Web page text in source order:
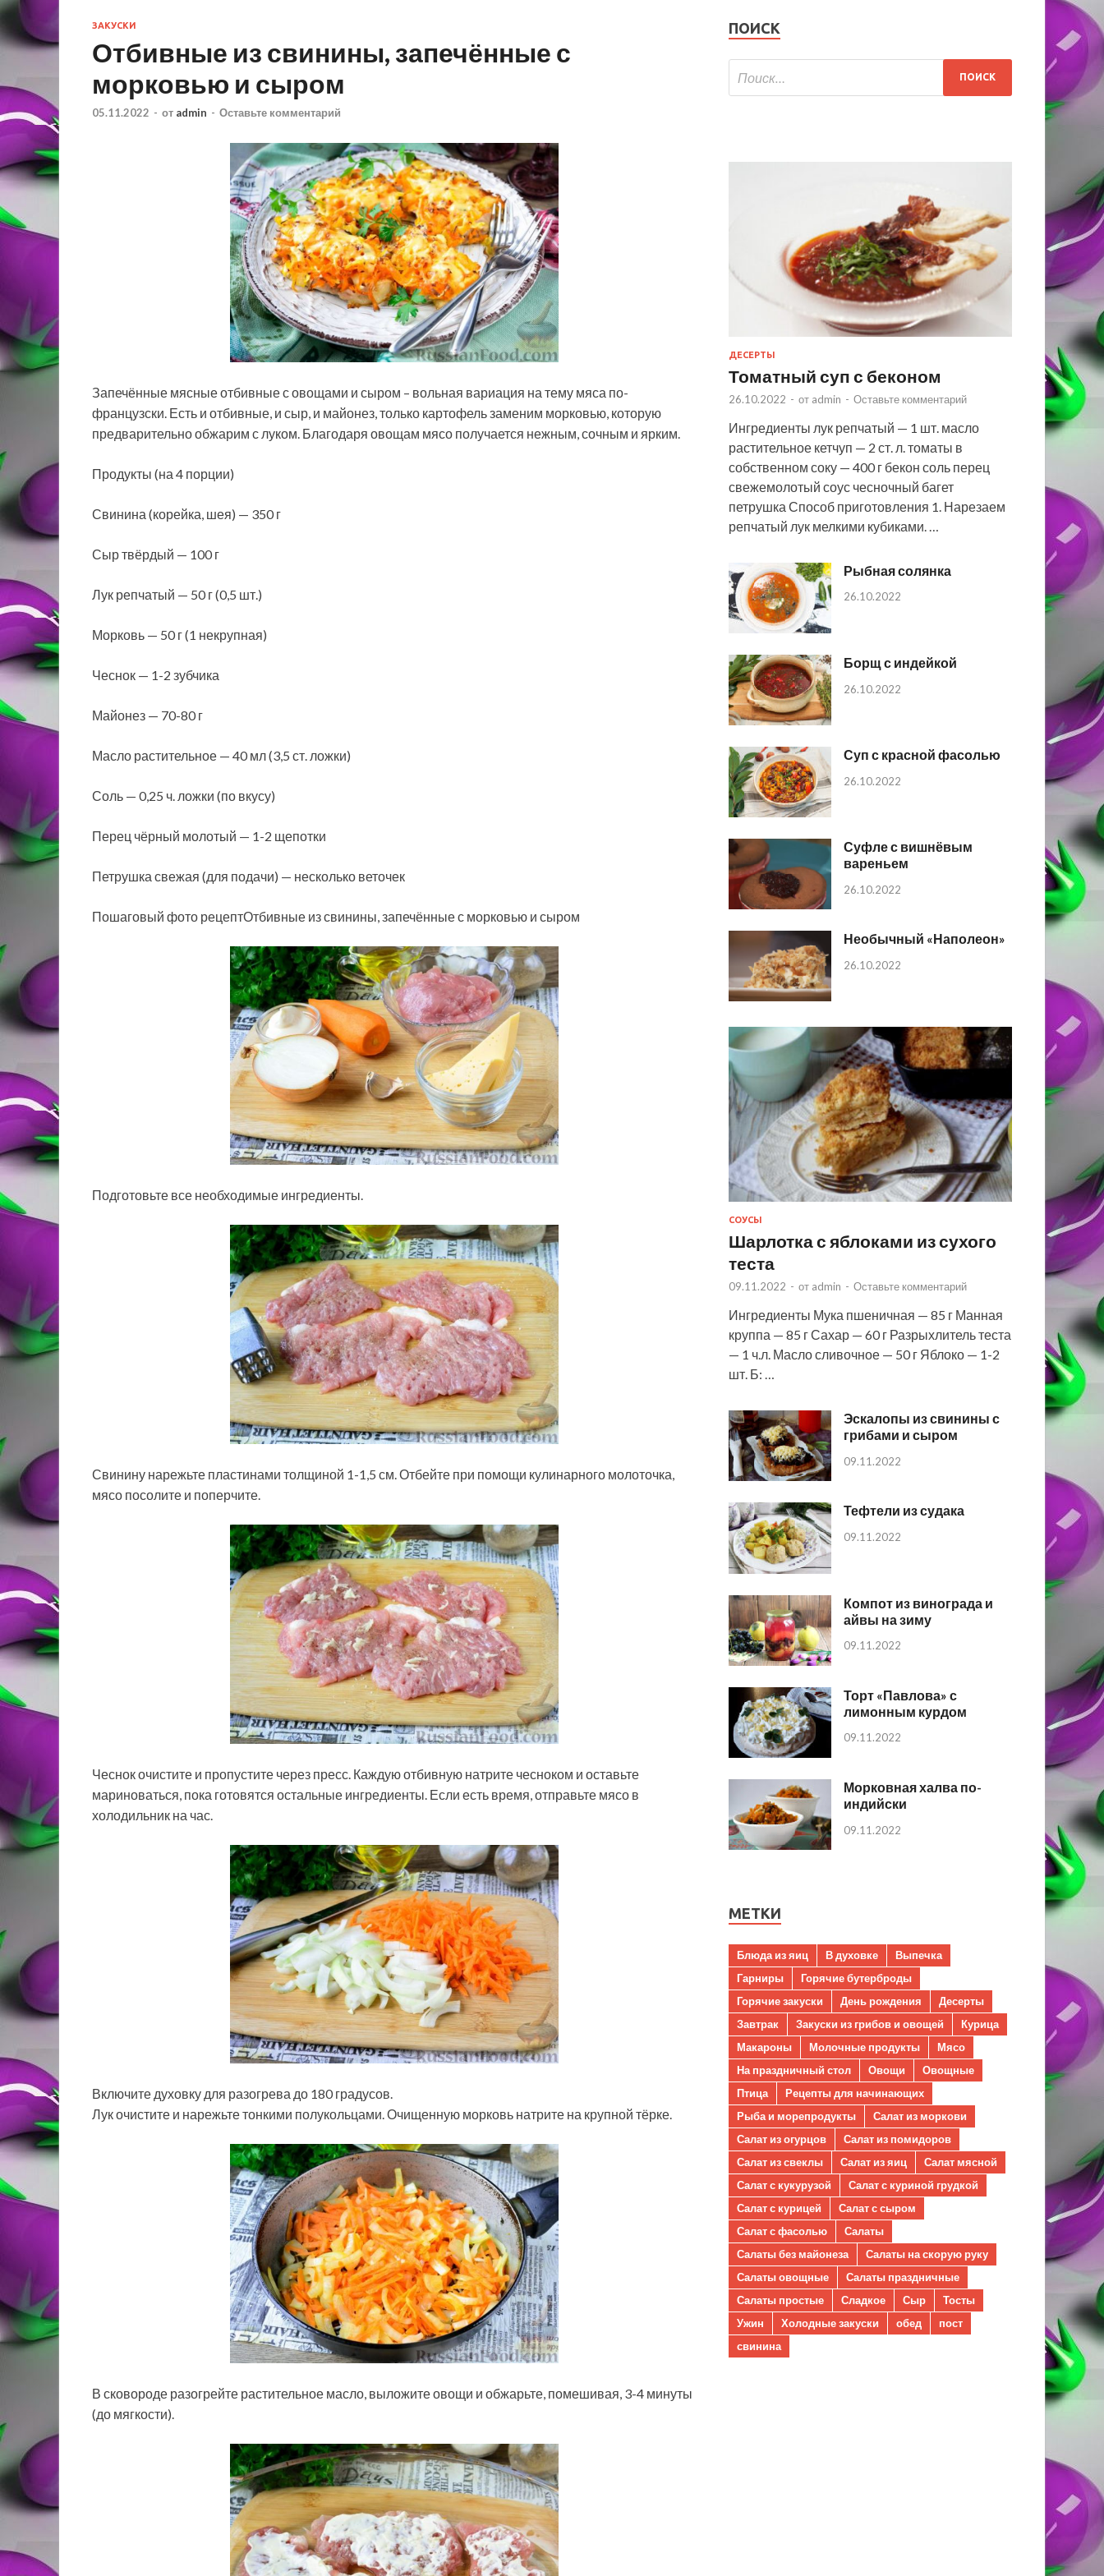
ЗАКУСКИ
Отбивные из свинины, запечённые с
морковью и сыром
05.11.2022 - от admin - Оставьте комментарий
Запечённые мясные отбивные с овощами и сыром – вольная вариация на тему мяса по-
французски. Есть и отбивные, и сыр, и майонез, только картофель заменим морковью, которую
предварительно обжарим с луком. Благодаря овощам мясо получается нежным, сочным и ярким.
Продукты (на 4 порции)
Свинина (корейка, шея) — 350 г
Сыр твёрдый — 100 г
Лук репчатый — 50 г (0,5 шт.)
Морковь — 50 г (1 некрупная)
Чеснок — 1-2 зубчика
Майонез — 70-80 г
Масло растительное — 40 мл (3,5 ст. ложки)
Соль — 0,25 ч. ложки (по вкусу)
Перец чёрный молотый — 1-2 щепотки
Петрушка свежая (для подачи) — несколько веточек
Пошаговый фото рецептОтбивные из свинины, запечённые с морковью и сыром
Подготовьте все необходимые ингредиенты.
Свинину нарежьте пластинами толщиной 1-1,5 см. Отбейте при помощи кулинарного молоточка,
мясо посолите и поперчите.
Чеснок очистите и пропустите через пресс. Каждую отбивную натрите чесноком и оставьте
мариноваться, пока готовятся остальные ингредиенты. Если есть время, отправьте мясо в
холодильник на час.
Включите духовку для разогрева до 180 градусов.
Лук очистите и нарежьте тонкими полукольцами. Очищенную морковь натрите на крупной тёрке.
В сковороде разогрейте растительное масло, выложите овощи и обжарьте, помешивая, 3-4 минуты
(до мягкости).
ПОИСК
ДЕСЕРТЫ
Томатный суп с беконом
26.10.2022 - от admin - Оставьте комментарий
Ингредиенты лук репчатый — 1 шт. масло
растительное кетчуп — 2 ст. л. томаты в
собственном соку — 400 г бекон соль перец
свежемолотый соус чесночный багет
петрушка Способ приготовления 1. Нарезаем
репчатый лук мелкими кубиками. …
Рыбная солянка
26.10.2022
Борщ с индейкой
26.10.2022
Суп с красной фасолью
26.10.2022
Суфле с вишнёвым
вареньем
26.10.2022
Необычный «Наполеон»
26.10.2022
СОУСЫ
Шарлотка с яблоками из сухого
теста
09.11.2022 - от admin - Оставьте комментарий
Ингредиенты Мука пшеничная — 85 г Манная
круппа — 85 г Сахар — 60 г Разрыхлитель теста
— 1 ч.л. Масло сливочное — 50 г Яблоко — 1-2
шт. Б: …
Эскалопы из свинины с
грибами и сыром
09.11.2022
Тефтели из судака
09.11.2022
Компот из винограда и
айвы на зиму
09.11.2022
Торт «Павлова» с
лимонным курдом
09.11.2022
Морковная халва по-
индийски
09.11.2022
МЕТКИ
Блюда из яиц В духовке
Выпечка
Гарниры
Горячие бутерброды
Горячие закуски
День рождения
Десерты
Завтрак
Закуски из грибов и овощей
Курица
Макароны
Молочные продукты
Мясо
На праздничный стол
Овощи
Овощные
Птица
Рецепты для начинающих
Рыба и морепродукты
Салат из моркови
Салат из огурцов
Салат из помидоров
Салат из свеклы
Салат из яиц
Салат мясной
Салат с кукурузой
Салат с куриной грудкой
Салат с курицей
Салат с сыром
Салат с фасолью
Салаты
Салаты без майонеза
Салаты на скорую руку
Салаты овощные
Салаты праздничные
Салаты простые
Сладкое Сыр
Тосты
Ужин
Холодные закуски обед
пост
свинина